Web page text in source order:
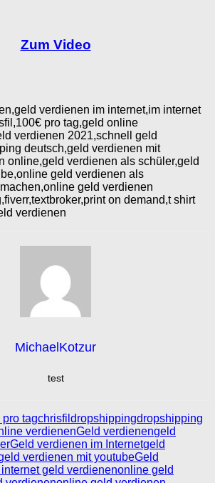
Zum Video
verdienen im internet,im internet
pro tag,geld online
verdienen 2021,schnell geld
deutsch,geld verdienen mit
online,geld verdienen als schüler,geld
geld verdienen als
geld verdienen
on demand,t shirt
verdienen
MichaelKotzur
test
pro tagchrisfil dropshippingdropshipping
verdienenGeld verdienengeld
Geld verdienen im Internetgeld
verdienen mit youtubeGeld
internet geld verdienenonline geld